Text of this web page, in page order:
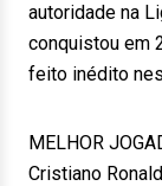
autoridade na
conquistou em
feito inédito
MELHOR
Cristiano